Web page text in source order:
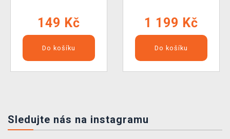
149 Kč
Do košíku
1 199 Kč
Do košíku
Sledujte nás na instagramu